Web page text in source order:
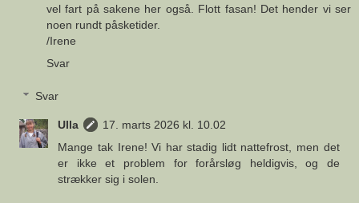
vel fart på sakene her også. Flott fasan! Det hender vi ser
noen rundt påsketider.
/Irene
Svar
Svar
Ulla
17. marts 2026 kl. 10.02
Mange tak Irene! Vi har stadig lidt nattefrost, men det
er ikke et problem for forårsløg heldigvis, og de
strækker sig i solen.